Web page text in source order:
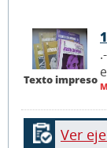
Texto impreso
Ver